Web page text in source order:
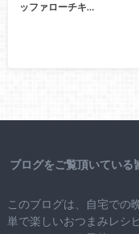
ッファローチキ…
ブログをご覧頂いている
このブログは、自宅での
単で楽しいおつまみレシ